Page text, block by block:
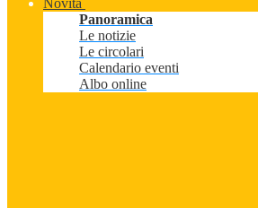
Novità
Panoramica
Le notizie
Le circolari
Calendario eventi
Albo online